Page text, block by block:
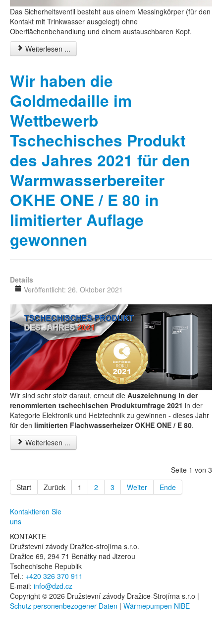
Das Sicherheitsventil besteht aus einem Messingkörper (für den
Kontakt mit Trinkwasser ausgelegt) ohne
Oberflächenbehandlung und einem austauschbaren Kopf.
Weiterlesen ...
Wir haben die
Goldmedaille im
Wettbewerb
Tschechisches Produkt
des Jahres 2021 für den
Warmwasserbereiter
OKHE ONE / E 80 in
limitierter Auflage
gewonnen
Details
Veröffentlicht: 26. Oktober 2021
Wir sind sehr stolz darauf, erneut die Auszeichnung in der
renommierten tschechischen Produktumfrage 2021 in der
Kategorie Elektronik und Heiztechnik zu gewinnen - dieses Jahr
für den limitierten Flachwasserheizer OKHE ONE / E 80.
Weiterlesen ...
Seite 1 von 3
Start
Zurück 1 2 3 Weiter Ende
Kontaktieren Sie
uns
KONTAKTE
Družstevní závody Dražice-strojírna s.r.o.
Dražice 69, 294 71 Benátky nad Jizerou
Tschechische Republik
Tel.: +420 326 370 911
E-mail: info@dzd.cz
Copyright © 2026 Družstevní závody Dražice-Strojírna s.r.o |
Schutz personenbezogener Daten | Wärmepumpen NIBE